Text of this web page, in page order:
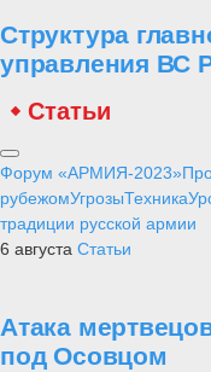
Структура
управления ВС
Статьи
Форум «АРМИЯ-2023»
рубежомУгрозыТехника
традиции русской армии
6 августа Статьи
Атака
под Осовцом